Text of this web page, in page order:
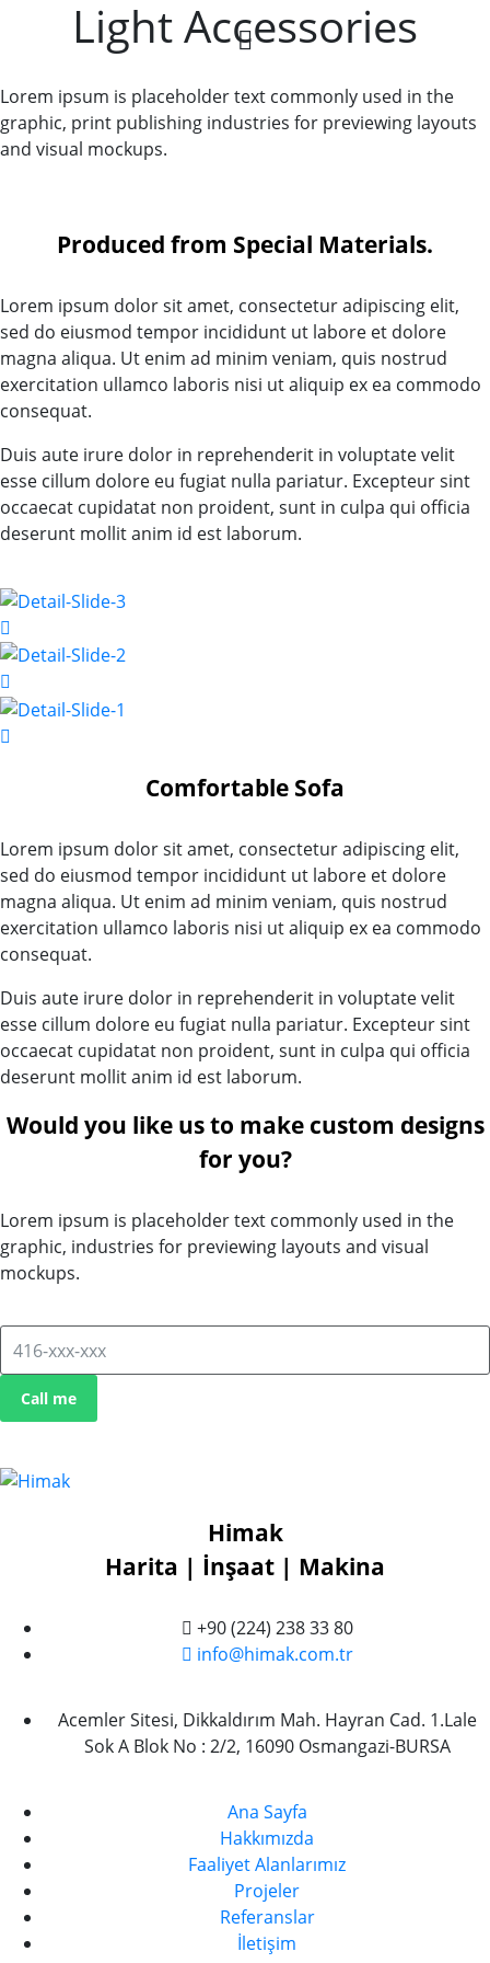
Light Accessories
Lorem ipsum is placeholder text commonly used in the
graphic, print publishing industries for previewing layouts
and visual mockups.
Produced from Special Materials.
Lorem ipsum dolor sit amet, consectetur adipiscing elit,
sed do eiusmod tempor incididunt ut labore et dolore
magna aliqua. Ut enim ad minim veniam, quis nostrud
exercitation ullamco laboris nisi ut aliquip ex ea commodo
consequat.
Duis aute irure dolor in reprehenderit in voluptate velit
esse cillum dolore eu fugiat nulla pariatur. Excepteur sint
occaecat cupidatat non proident, sunt in culpa qui officia
deserunt mollit anim id est laborum.
Comfortable Sofa
Lorem ipsum dolor sit amet, consectetur adipiscing elit,
sed do eiusmod tempor incididunt ut labore et dolore
magna aliqua. Ut enim ad minim veniam, quis nostrud
exercitation ullamco laboris nisi ut aliquip ex ea commodo
consequat.
Duis aute irure dolor in reprehenderit in voluptate velit
esse cillum dolore eu fugiat nulla pariatur. Excepteur sint
occaecat cupidatat non proident, sunt in culpa qui officia
deserunt mollit anim id est laborum.
Would you like us to make custom designs
for you?
Lorem ipsum is placeholder text commonly used in the
graphic, industries for previewing layouts and visual
mockups.
Call me
Himak
Harita | İnşaat | Makina
+90 (224) 238 33 80
info@himak.com.tr
Acemler Sitesi, Dikkaldırım Mah. Hayran Cad. 1.Lale
Sok A Blok No : 2/2, 16090 Osmangazi-BURSA
Ana Sayfa
Hakkımızda
Faaliyet Alanlarımız
Projeler
Referanslar
İletişim